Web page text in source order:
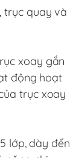
trục quay và
xoay gắn
động hoạt
trục xoay
lớp, dày đến